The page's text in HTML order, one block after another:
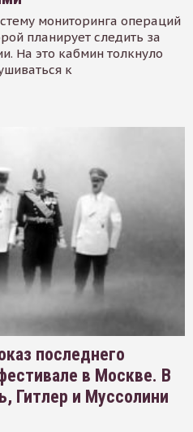
мониторинга операций
планирует следить за
На это кабмин толкнуло
к
последнего
в Москве. В
Гитлер и Муссолини